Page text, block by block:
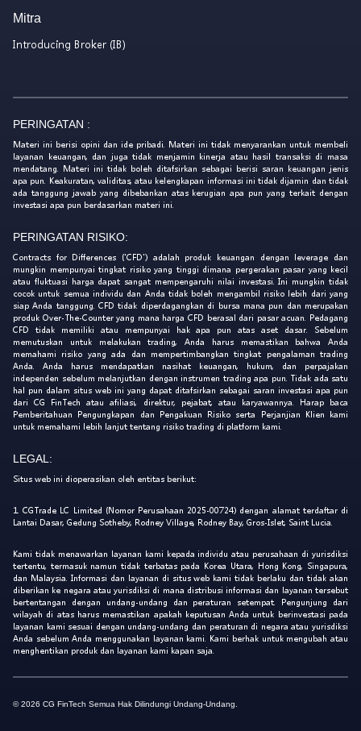
Mitra
Introducing Broker (IB)
PERINGATAN :
Materi ini berisi opini dan ide pribadi. Materi ini tidak menyarankan untuk membeli
layanan keuangan, dan juga tidak menjamin kinerja atau hasil transaksi di masa
mendatang. Materi ini tidak boleh ditafsirkan sebagai berisi saran keuangan jenis
apa pun. Keakuratan, validitas, atau kelengkapan informasi ini tidak dijamin dan tidak
ada tanggung jawab yang dibebankan atas kerugian apa pun yang terkait dengan
investasi apa pun berdasarkan materi ini.
PERINGATAN RISIKO:
Contracts for Differences ('CFD') adalah produk keuangan dengan leverage dan
mungkin mempunyai tingkat risiko yang tinggi dimana pergerakan pasar yang kecil
atau fluktuasi harga dapat sangat mempengaruhi nilai investasi. Ini mungkin tidak
cocok untuk semua individu dan Anda tidak boleh mengambil risiko lebih dari yang
siap Anda tanggung. CFD tidak diperdagangkan di bursa mana pun dan merupakan
produk Over-The-Counter yang mana harga CFD berasal dari pasar acuan. Pedagang
CFD tidak memiliki atau mempunyai hak apa pun atas aset dasar. Sebelum
memutuskan untuk melakukan trading, Anda harus memastikan bahwa Anda
memahami risiko yang ada dan mempertimbangkan tingkat pengalaman trading
Anda. Anda harus mendapatkan nasihat keuangan, hukum, dan perpajakan
independen sebelum melanjutkan dengan instrumen trading apa pun. Tidak ada satu
hal pun dalam situs web ini yang dapat ditafsirkan sebagai saran investasi apa pun
dari CG FinTech atau afiliasi, direktur, pejabat, atau karyawannya. Harap baca
Pemberitahuan Pengungkapan dan Pengakuan Risiko serta Perjanjian Klien kami
untuk memahami lebih lanjut tentang risiko trading di platform kami.
LEGAL:
Situs web ini dioperasikan oleh entitas berikut:
1. CGTrade LC Limited (Nomor Perusahaan 2025-00724) dengan alamat terdaftar di
Lantai Dasar, Gedung Sotheby, Rodney Village, Rodney Bay, Gros-Islet, Saint Lucia.
Kami tidak menawarkan layanan kami kepada individu atau perusahaan di yurisdiksi
tertentu, termasuk namun tidak terbatas pada Korea Utara, Hong Kong, Singapura,
dan Malaysia. Informasi dan layanan di situs web kami tidak berlaku dan tidak akan
diberikan ke negara atau yurisdiksi di mana distribusi informasi dan layanan tersebut
bertentangan dengan undang-undang dan peraturan setempat. Pengunjung dari
wilayah di atas harus memastikan apakah keputusan Anda untuk berinvestasi pada
layanan kami sesuai dengan undang-undang dan peraturan di negara atau yurisdiksi
Anda sebelum Anda menggunakan layanan kami. Kami berhak untuk mengubah atau
menghentikan produk dan layanan kami kapan saja.
© 2026 CG FinTech Semua Hak Dilindungi Undang-Undang.